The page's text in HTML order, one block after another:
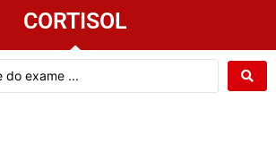
CORTISOL